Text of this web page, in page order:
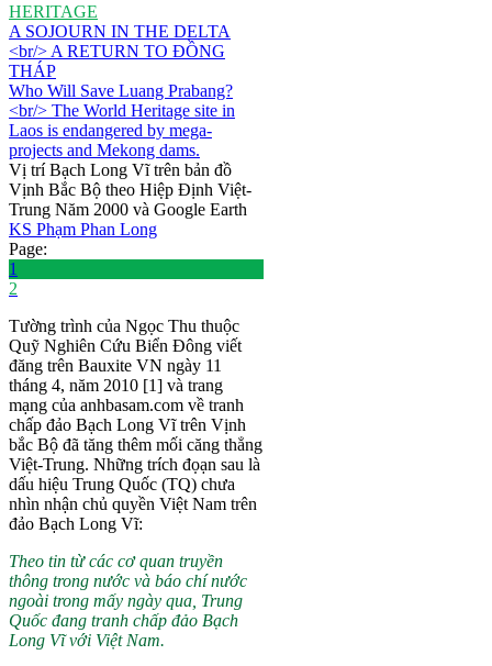
HERITAGE
A SOJOURN IN THE DELTA
<br/> A RETURN TO ĐỒNG
THÁP
Who Will Save Luang Prabang?
<br/> The World Heritage site in
Laos is endangered by mega-
projects and Mekong dams.
Vị trí Bạch Long Vĩ trên bản đồ
Vịnh Bắc Bộ theo Hiệp Định Việt-
Trung Năm 2000 và Google Earth
KS Phạm Phan Long
Page:
1
2
Tường trình của Ngọc Thu thuộc
Quỹ Nghiên Cứu Biển Đông viết
đăng trên Bauxite VN ngày 11
tháng 4, năm 2010 [1] và trang
mạng của anhbasam.com về tranh
chấp đảo Bạch Long Vĩ trên Vịnh
bắc Bộ đã tăng thêm mối căng thẳng
Việt-Trung. Những trích đọạn sau là
dấu hiệu Trung Quốc (TQ) chưa
nhìn nhận chủ quyền Việt Nam trên
đảo Bạch Long Vĩ:
Theo tin từ các cơ quan truyền
thông trong nước và báo chí nước
ngoài trong mấy ngày qua, Trung
Quốc đang tranh chấp đảo Bạch
Long Vĩ với Việt Nam.